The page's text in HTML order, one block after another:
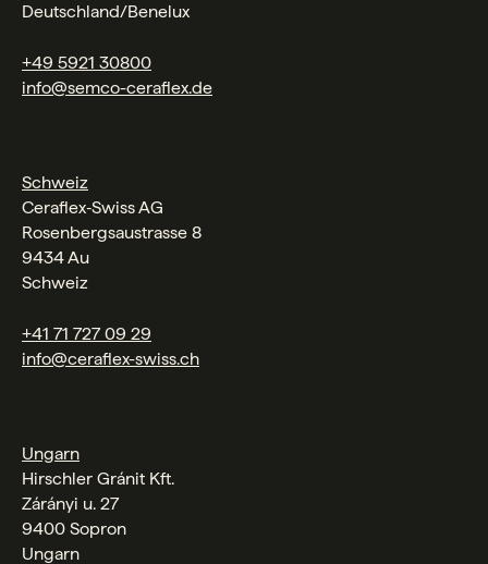
Deutschland/Benelux
+49 5921 30800
info@semco-ceraflex.de
Schweiz
Ceraflex‑Swiss AG
Rosenbergsaustrasse 8
9434 Au
Schweiz
+41 71 727 09 29
info@ceraflex-swiss.ch
Ungarn
Hirschler Gránit Kft.
Zárányi u. 27
9400 Sopron
Ungarn